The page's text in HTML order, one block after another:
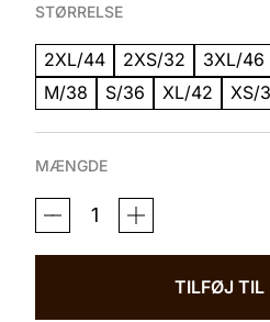
STØRRELSE
2XL/44 2XS/32 3XL/46
M/38
S/36 XL/42 XS/
MÆNGDE
JAKKE
ALL
SHAPING
TILFØJ TIL